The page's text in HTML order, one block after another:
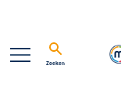
Zoeken